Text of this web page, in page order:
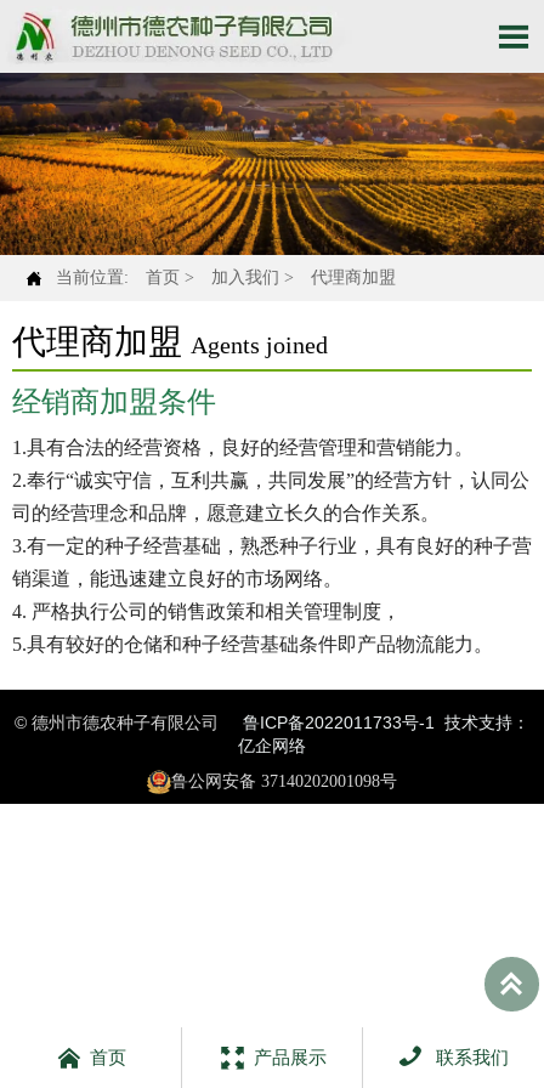

 当前位置: 首页 > 加入我们 > 代理商加盟
代理商加盟 Agents joined
经销商加盟条件
1.具有合法的经营资格，良好的经营管理和营销能力。
2.奉行“诚实守信，互利共赢，共同发展”的经营方针，认同公
司的经营理念和品牌，愿意建立长久的合作关系。
3.有一定的种子经营基础，熟悉种子行业，具有良好的种子营
销渠道，能迅速建立良好的市场网络。
4. 严格执行公司的销售政策和相关管理制度，
5.具有较好的仓储和种子经营基础条件即产品物流能力。
© 德州市德农种子有限公司 鲁ICP备2022011733号-1
技术支持：
亿企网络
鲁公网安备 37140202001098号
 首页  产品展示  联系我们
